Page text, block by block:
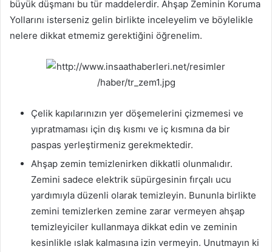
büyük düşmanı bu tür maddelerdir. Ahşap Zeminin Koruma
Yollarını isterseniz gelin birlikte inceleyelim ve böylelikle
nelere dikkat etmemiz gerektiğini öğrenelim.
Çelik kapılarınızın yer döşemelerini çizmemesi ve
yıpratmaması için dış kısmı ve iç kısmına da bir
paspas yerleştirmeniz gerekmektedir.
Ahşap zemin temizlenirken dikkatli olunmalıdır.
Zemini sadece elektrik süpürgesinin fırçalı ucu
yardımıyla düzenli olarak temizleyin. Bununla birlikte
zemini temizlerken zemine zarar vermeyen ahşap
temizleyiciler kullanmaya dikkat edin ve zeminin
kesinlikle ıslak kalmasına izin vermeyin. Unutmayın ki